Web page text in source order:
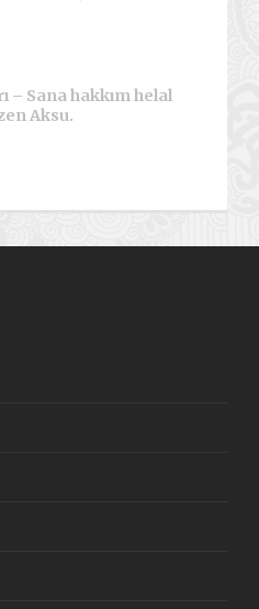
– Sana hakkım helal
Aksu.